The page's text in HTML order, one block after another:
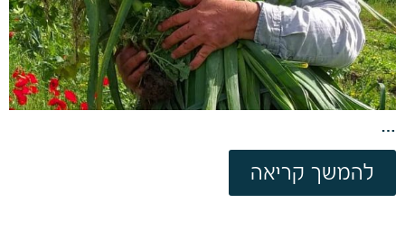
…
להמשך קריאה